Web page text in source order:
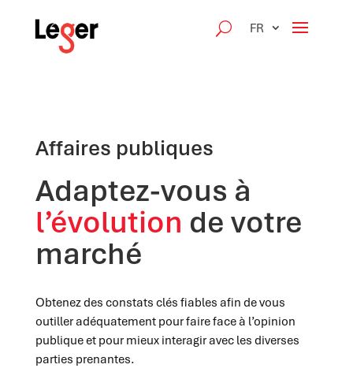
FR
Affaires publiques
Adaptez-vous à
l’évolution de votre
marché
Obtenez des constats clés fiables afin de vous
outiller adéquatement pour faire face à l’opinion
publique et pour mieux interagir avec les diverses
parties prenantes.